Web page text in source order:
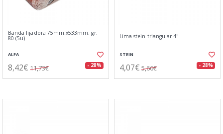
Banda lijadora 75mm.x533mm. gr.
80 (5u)
ALFA
8,42€ 11,73€ - 28%
Lima stein triangular 4"
STEIN
4,07€ 5,66€ - 28%